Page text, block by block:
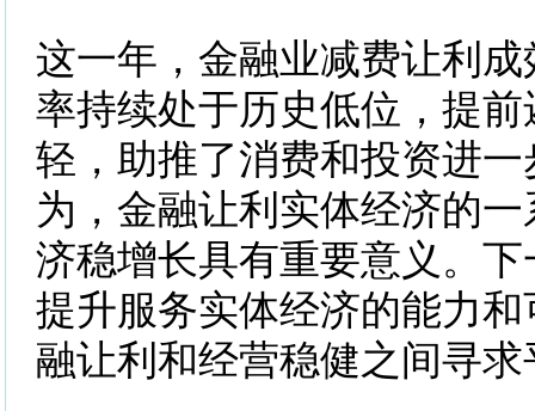
这一年，金融业减费让利
率持续处于历史低位，提
轻，助推了消费和投资进
为，金融让利实体经济的
济稳增长具有重要意义。
提升服务实体经济的能力
融让利和经营稳健之间寻求